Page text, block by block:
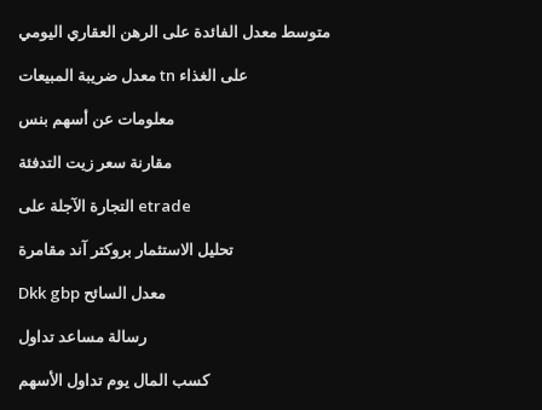
متوسط ​​معدل الفائدة على الرهن العقاري اليومي
معدل ضريبة المبيعات tn على الغذاء
معلومات عن أسهم بنس
مقارنة سعر زيت التدفئة
التجارة الآجلة على etrade
تحليل الاستثمار بروكتر آند مقامرة
Dkk gbp معدل السائح
رسالة مساعد تداول
كسب المال يوم تداول الأسهم